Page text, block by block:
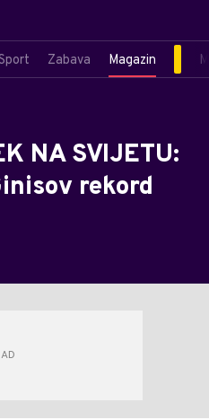
Zabava Magazin
NA SVIJETU:
rekord